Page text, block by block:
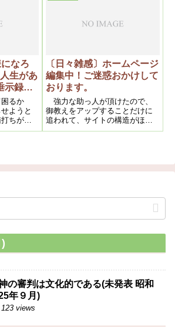
なろ
生があ
示録の
困るか
ようと
ちがあ
かとっ
〔日々雑感〕ホームページ
編集中！ご迷惑おかけして
おります。
強力な助っ人が頂けたので、
御教えをアップすることだけに
追われて、サイトの構造がほっ
たらかしになっていたホームペ
の審判は文化的である(未発表 昭和
年９月)
123 views